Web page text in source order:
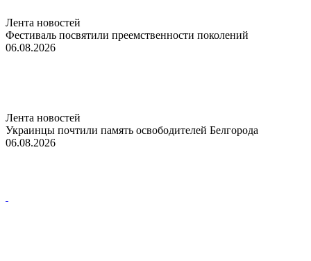
Лента новостей
Фестиваль посвятили преемственности поколений
06.08.2026
Лента новостей
Украинцы почтили память освободителей Белгорода
06.08.2026